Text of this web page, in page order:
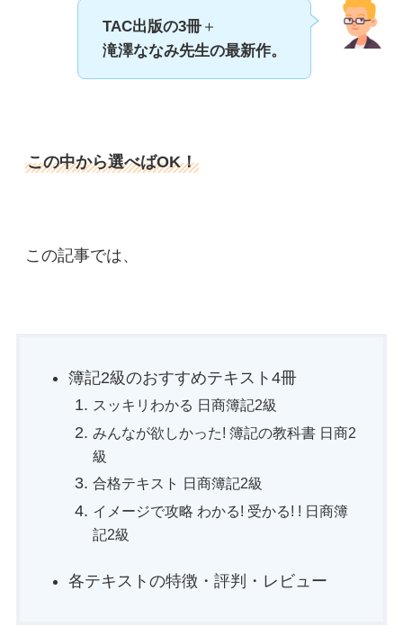
TAC出版の3冊 ＋
滝澤ななみ先生の最新作。
この中から選べばOK！
この記事では、
簿記2級のおすすめテキスト4冊
スッキリわかる 日商簿記2級
みんなが欲しかった! 簿記の教科書 日商2
級
合格テキスト 日商簿記2級
イメージで攻略 わかる! 受かる! ! 日商簿
記2級
各テキストの特徴・評判・レビュー